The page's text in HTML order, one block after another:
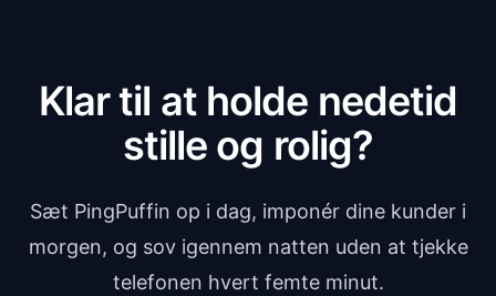
Klar til at holde nedetid
stille og rolig?
Sæt PingPuffin op i dag, imponér dine kunder i
morgen, og sov igennem natten uden at tjekke
telefonen hvert femte minut.